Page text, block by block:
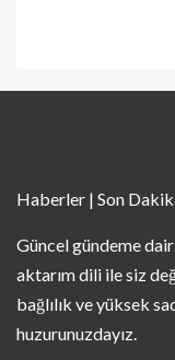
Haberler | Son
Güncel gündeme
aktarım dili ile siz
bağlılık ve yüksek
huzurunuzdayız.